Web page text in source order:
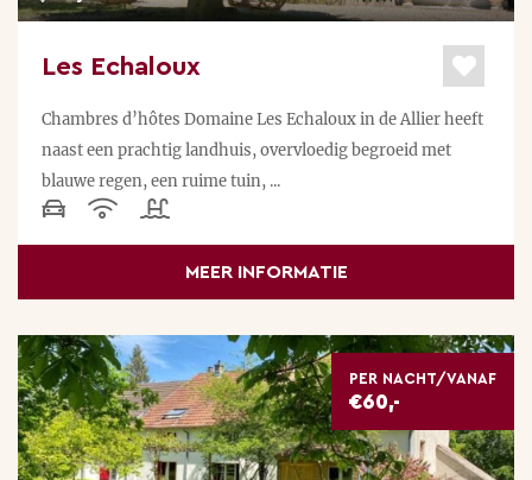
Les Echaloux
Chambres d’hôtes Domaine Les Echaloux in de Allier heeft
naast een prachtig landhuis, overvloedig begroeid met
blauwe regen, een ruime tuin, ...
MEER INFORMATIE
PER NACHT/VANAF
€60,-